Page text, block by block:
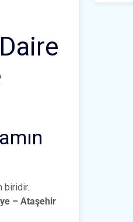
biridir.
– Ataşehir